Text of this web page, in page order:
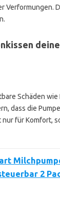
Verformungen.
Schäden
dass die
für Komfort,
2